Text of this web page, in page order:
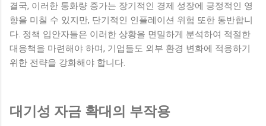
결국, 이러한 통화량 증가는 장기적인 경제 성장에 긍정적인 영
향을 미칠 수 있지만, 단기적인 인플레이션 위험 또한 동반합니
다. 정책 입안자들은 이러한 상황을 면밀하게 분석하여 적절한
대응책을 마련해야 하며, 기업들도 외부 환경 변화에 적응하기
위한 전략을 강화해야 합니다.
대기성 자금 확대의 부작용